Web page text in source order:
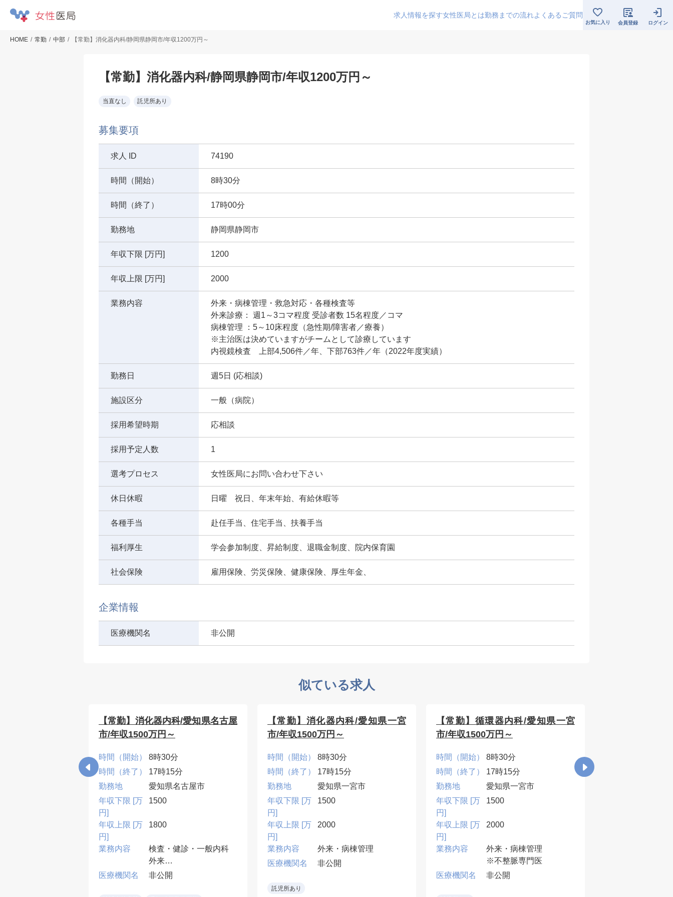
求人情報を探す女性医局とは勤務までの流れよくあるご質問
お気に入り 会員登録 ログイン
HOME 常勤 中部 【常勤】消化器内科/静岡県静岡市/年収1200万円～
【常勤】消化器内科/静岡県静岡市/年収1200万円～
当直なし 託児所あり
募集要項
求人 ID 74190
時間（開始） 8時30分
時間（終了） 17時00分
勤務地 静岡県静岡市
年収下限 [万円] 1200
年収上限 [万円] 2000
業務内容
外来・病棟管理・救急対応・各種検査等
外来診療： 週1～3コマ程度 受診者数 15名程度／コマ
病棟管理 ：5～10床程度（急性期/障害者／療養）
※主治医は決めていますがチームとして診療しています
内視鏡検査 上部4,506件／年、下部763件／年（2022年度実績）
勤務日 週5日 (応相談)
施設区分 一般（病院）
採用希望時期 応相談
採用予定人数 1
選考プロセス 女性医局にお問い合わせ下さい
休日休暇 日曜 祝日、年末年始、有給休暇等
各種手当 赴任手当、住宅手当、扶養手当
福利厚生 学会参加制度、昇給制度、退職金制度、院内保育園
社会保険 雇用保険、労災保険、健康保険、厚生年金、
企業情報
医療機関名 非公開
似ている求人
【常勤】消化器内科/愛知県名古屋
市/年収1500万円～
時間（開始）
8時30分
時間（終了）
17時15分
勤務地
愛知県名古屋市
年収下限 [万
円]
1500
年収上限 [万
円]
1800
業務内容
検査・健診・一般内科
外来
午前:内視鏡検査(上部
医療機関名 非公開
【常勤】消化器内科/愛知県一宮
市/年収1500万円～
時間（開始）
8時30分
時間（終了）
17時15分
勤務地
愛知県一宮市
年収下限 [万
円]
1500
年収上限 [万
円]
2000
業務内容
外来・病棟管理
医療機関名
非公開
託児所あり
【常勤】循環器内科/愛知県一宮
市/年収1500万円～
時間（開始）
8時30分
時間（終了）
17時15分
勤務地
愛知県一宮市
年収下限 [万
円]
1500
年収上限 [万
円]
2000
業務内容
外来・病棟管理
※不整脈専門医
医療機関名
非公開